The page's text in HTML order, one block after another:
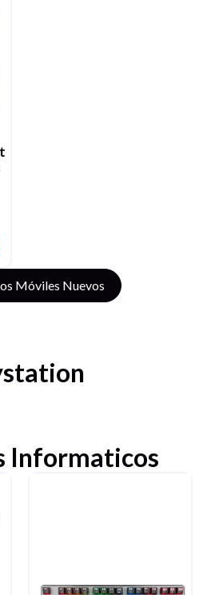
Móviles Nuevos
Informaticos